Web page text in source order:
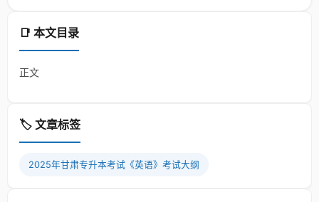
📑 本文目录
正文
🏷️ 文章标签
2025年甘肃专升本考试《英语》考试大纲